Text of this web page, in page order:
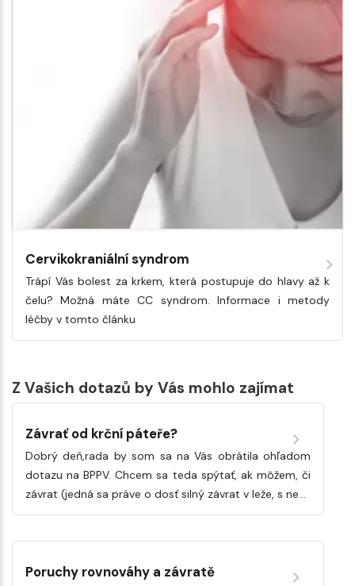
Cervikokraniální syndrom
Trápí Vás bolest za krkem, která postupuje do hlavy až k
čelu? Možná máte CC syndrom. Informace i metody
léčby v tomto článku
Z Vašich dotazů by Vás mohlo zajímat
Závrať od krční páteře?
Dobrý deň,rada by som sa na Vás obrátila ohľadom
dotazu na BPPV. Chcem sa teda spýtať, ak môžem, či
závrat (jedná sa práve o dosť silný závrat v leže, s ne…
Poruchy rovnováhy a závratě